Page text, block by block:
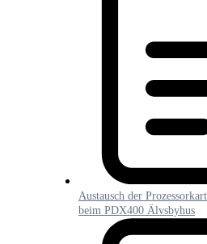
Austausch der
beim PDX400 Älvsbyhus